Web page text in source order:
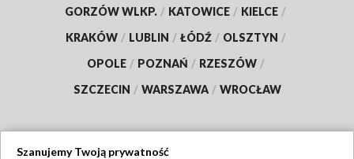
GORZÓW WLKP. / KATOWICE / KIELCE /
KRAKÓW / LUBLIN / ŁÓDŹ / OLSZTYN /
OPOLE / POZNAŃ / RZESZÓW /
SZCZECIN / WARSZAWA / WROCŁAW
Szanujemy Twoją prywatność